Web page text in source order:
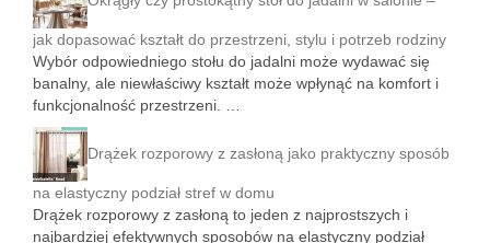
jak dopasować kształt do przestrzeni, stylu i potrzeb rodziny
Wybór odpowiedniego stołu do jadalni może wydawać się
banalny, ale niewłaściwy kształt może wpłynąć na komfort i
funkcjonalność przestrzeni. …
Drążek rozporowy z zasłoną jako praktyczny sposób
na elastyczny podział stref w domu
Drążek rozporowy z zasłoną to jeden z najprostszych i
najbardziej efektywnych sposobów na elastyczny podział